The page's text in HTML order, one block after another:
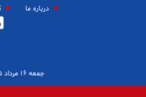
درباره ما
جمعه ۱۶ مرداد ۱۴۰۵